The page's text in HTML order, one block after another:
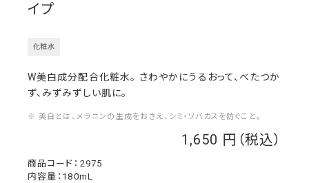
イプ
化粧水
1,650
2975
W美白成分配合化粧水。 さわやかにうるおって、べたつか
ず、みずみずしい肌に。
※ 美白とは、メラニンの生成をおさえ、シミ・ソバカスを防ぐこと。
内容量：180mL